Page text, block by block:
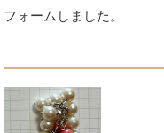
フォームしました。